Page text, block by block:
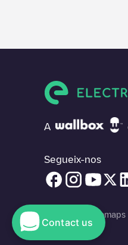
A
Segueix-nos
© 2026 Electromaps
Contact us